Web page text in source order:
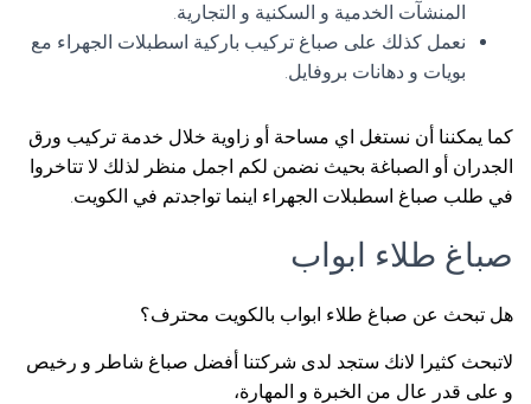
المنشآت الخدمية و السكنية و التجارية.
نعمل كذلك على صباغ تركيب باركية اسطبلات الجهراء مع
بويات و دهانات بروفايل.
كما يمكننا أن نستغل اي مساحة أو زاوية خلال خدمة تركيب ورق
الجدران أو الصباغة بحيث نضمن لكم اجمل منظر لذلك لا تتاخروا
في طلب صباغ اسطبلات الجهراء اينما تواجدتم في الكويت.
صباغ طلاء ابواب
هل تبحث عن صباغ طلاء ابواب بالكويت محترف؟
لاتبحث كثيرا لانك ستجد لدى شركتنا أفضل صباغ شاطر و رخيص
و على قدر عال من الخبرة و المهارة،